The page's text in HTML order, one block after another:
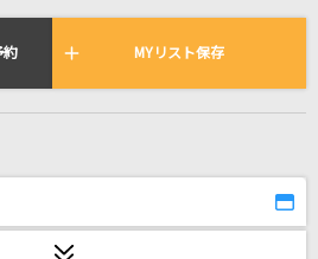
で歌われている曲の一覧
約 MYリスト保存